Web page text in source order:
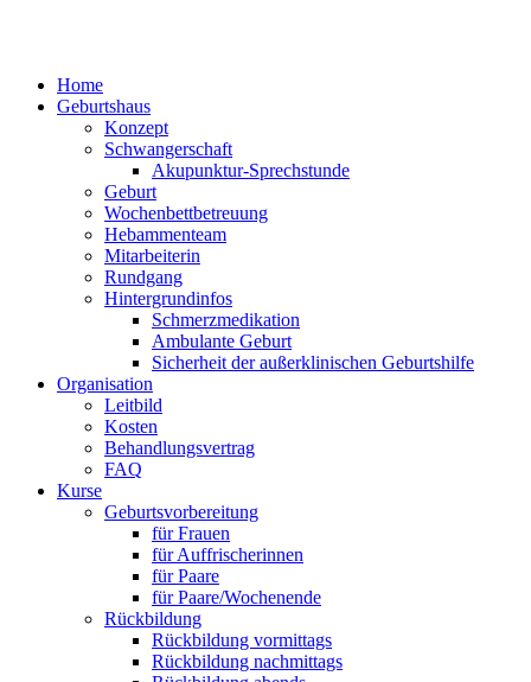
Home
Geburtshaus
Konzept
Schwangerschaft
Akupunktur-Sprechstunde
Geburt
Wochenbettbetreuung
Hebammenteam
Mitarbeiterin
Rundgang
Hintergrundinfos
Schmerzmedikation
Ambulante Geburt
Sicherheit der außerklinischen Geburtshilfe
Organisation
Leitbild
Kosten
Behandlungsvertrag
FAQ
Kurse
Geburtsvorbereitung
für Frauen
für Auffrischerinnen
für Paare
für Paare/Wochenende
Rückbildung
Rückbildung vormittags
Rückbildung nachmittags